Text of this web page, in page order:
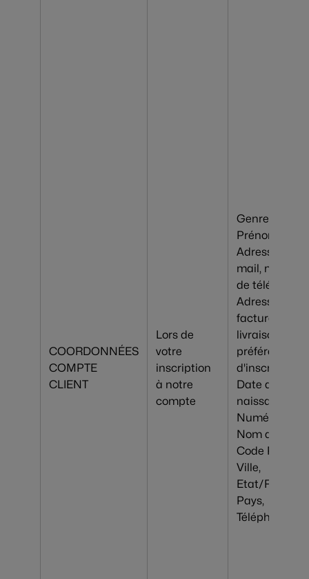
COORDONNÉES
COMPTE
CLIENT
Lors de
votre
inscription
à notre
compte
Genre,
Prénom,
Adresse e-
mail, numéro
de téléphone,
Adresse
facturation &
livraison
préférée,
d'inscription,
Date de
naissance,
Numéro &
Nom de rue,
Code Postal,
Ville,
Etat/Région,
Pays,
Téléphone,